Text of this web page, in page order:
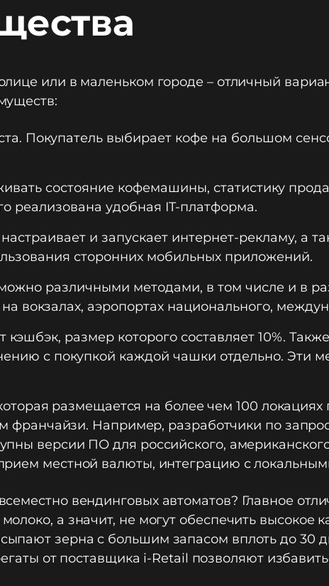
или в маленьком городе – отличный
Покупатель выбирает кофе на большом
состояние кофемашины, статистику
реализована удобная IT-платформа.
и запускает интернет-рекламу, а
сторонних мобильных приложений.
различными методами, в том числе и в
вокзалах, аэропортах национального,
кэшбэк, размер которого составляет 10%.
с покупкой каждой чашки отдельно. Эти
размещается на более чем 100
франчайзи. Например, разработчики по
версии ПО для российского,
местной валюты, интеграцию с
вендинговых автоматов? Главное
а значит, не могут обеспечить высокое
зерна с большим запасом вплоть до 30
от поставщика i-Retail позволяют